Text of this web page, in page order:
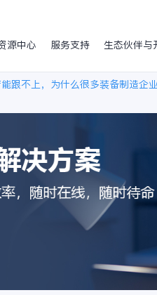
源中心 服务支持 生态伙伴与
跟不上，为什么很多装备制造企